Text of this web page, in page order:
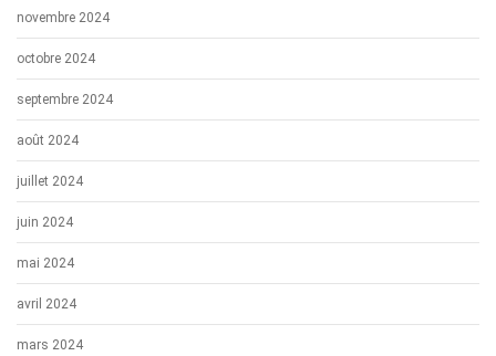
novembre 2024
octobre 2024
septembre 2024
août 2024
juillet 2024
juin 2024
mai 2024
avril 2024
mars 2024